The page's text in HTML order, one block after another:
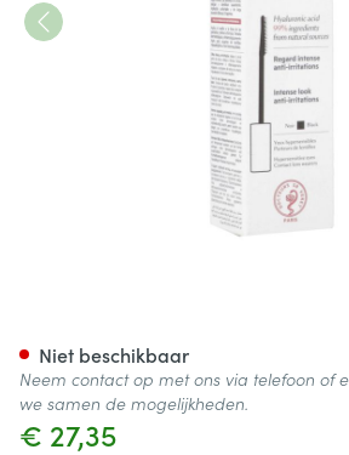
€ 27,35
Niet beschikbaar
Neem contact op met ons via telefoon of
we samen de mogelijkheden.